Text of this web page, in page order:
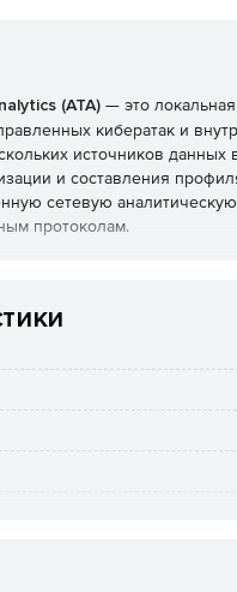
(ATA) — это
кибератак и
источников данных
и составления
сетевую
протоколам.
помогает быстро
обучения
важные события.
ложноположительных